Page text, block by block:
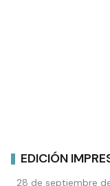
EDICIÓN
28 de septiembre